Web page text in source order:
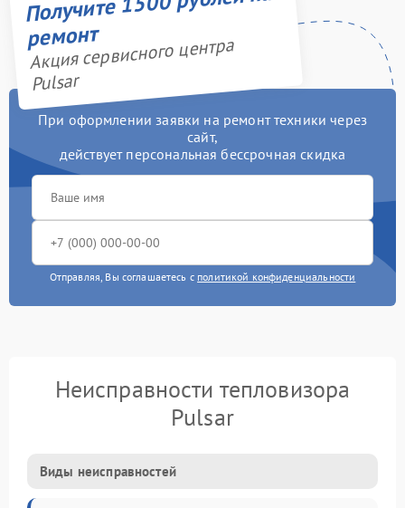
ремонт
Акция сервисного центра
Pulsar
При оформлении заявки на ремонт техники через
сайт,
действует персональная бессрочная скидка
Отправляя, Вы соглашаетесь с политикой конфиденциальности
Неисправности тепловизора
Pulsar
Виды неисправностей